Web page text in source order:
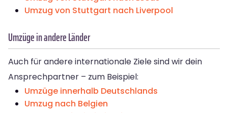
Umzug von Stuttgart nach Liverpool
Umzüge in andere Länder
Auch für andere internationale Ziele sind wir dein
Ansprechpartner – zum Beispiel:
Umzüge innerhalb Deutschlands
Umzug nach Belgien